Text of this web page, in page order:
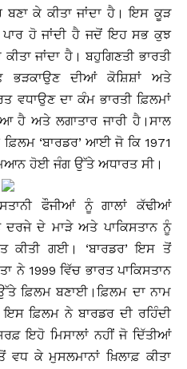
ਕੇ ਕੀਤਾ ਜਾਂਦਾ ਹੈ। ਇਸ ਕੂੜ
ਹੋ ਜਾਂਦੀ ਹੈ ਜਦੋਂ ਇਹ ਸਭ ਕੁਝ
ਜਾਂਦਾ ਹੈ। ਬਹੁਗਿਣਤੀ ਭਾਰਤੀ
ਭੜਕਾਉਣ ਦੀਆਂ ਕੋਸ਼ਿਸ਼ਾਂ ਅਤੇ
ਵਧਾਉਣ ਦਾ ਕੰਮ ਭਾਰਤੀ ਫ਼ਿਲਮਾਂ
ਅਤੇ ਲਗਾਤਾਰ ਜਾਰੀ ਹੈ।ਸਾਲ
‘ਬਾਰਡਰ’ ਆਈ ਜੋ ਕਿ 1971
ਹੋਈ ਜੰਗ ਉੱਤੇ ਅਧਾਰਤ ਸੀ।
ਫੌਜੀਆਂ ਨੂੰ ਗਾਲਾਂ ਕੱਢੀਆਂ
ਦੇ ਮਾੜੇ ਅਤੇ ਪਾਕਿਸਤਾਨ ਨੂੰ
ਕੀਤੀ ਗਈ। ‘ਬਾਰਡਰ’ ਇਸ ਤੋਂ
ਨੇ 1999 ਵਿੱਚ ਭਾਰਤ ਪਾਕਿਸਤਾਨ
ਫ਼ਿਲਮ ਬਣਾਈ।ਫ਼ਿਲਮ ਦਾ ਨਾਮ
ਫ਼ਿਲਮ ਨੇ ਬਾਰਡਰ ਦੀ ਰਹਿੰਦੀ
ਇਹੋ ਮਿਸਾਲਾਂ ਨਹੀਂ ਜੋ ਦਿੱਤੀਆਂ
ਕੇ ਮੁਸਲਮਾਨਾਂ ਖ਼ਿਲਾਫ਼ ਕੀਤਾ